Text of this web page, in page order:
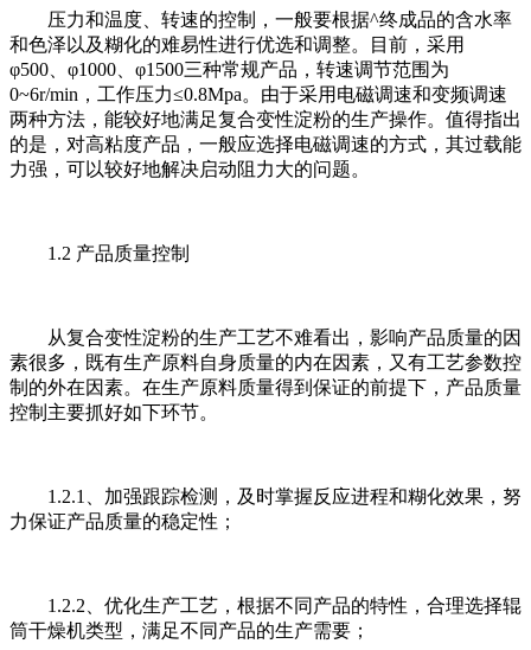
压力和温度、转速的控制，一般要根据^终成品的含水率
和色泽以及糊化的难易性进行优选和调整。目前，采用
φ500、φ1000、φ1500三种常规产品，转速调节范围为
0~6r/min，工作压力≤0.8Mpa。由于采用电磁调速和变频调速
两种方法，能较好地满足复合变性淀粉的生产操作。值得指出
的是，对高粘度产品，一般应选择电磁调速的方式，其过载能
力强，可以较好地解决启动阻力大的问题。
1.2 产品质量控制
从复合变性淀粉的生产工艺不难看出，影响产品质量的因
素很多，既有生产原料自身质量的内在因素，又有工艺参数控
制的外在因素。在生产原料质量得到保证的前提下，产品质量
控制主要抓好如下环节。
1.2.1、加强跟踪检测，及时掌握反应进程和糊化效果，努
力保证产品质量的稳定性；
1.2.2、优化生产工艺，根据不同产品的特性，合理选择辊
筒干燥机类型，满足不同产品的生产需要；